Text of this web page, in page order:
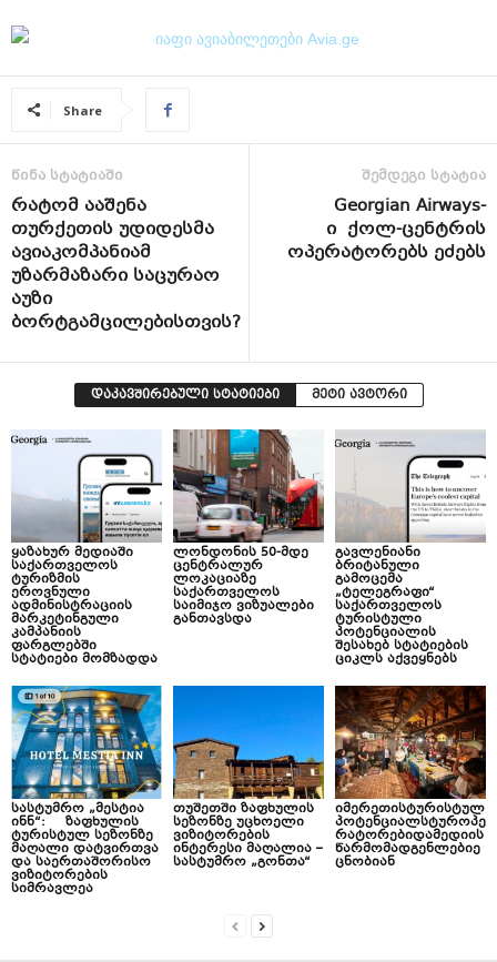
Share
წინა სტატიაში
რატომ ააშენა
თურქეთის უდიდესმა
ავიაკომპანიამ
უზარმაზარი საცურაო
აუზი
ბორტგამცილებისთვის?
შემდეგი სტატია
Georgian Airways-
ი ქოლ-ცენტრის
ოპერატორებს ეძებს
დაკავშირებული სტატიები მეტი ავტორი
ყაზახურ მედიაში
საქართველოს
ტურიზმის
ეროვნული
ადმინისტრაციის
მარკეტინგული
კამპანიის
ფარგლებში
სტატიები მომზადდა
ლონდონის 50-მდე
ცენტრალურ
ლოკაციაზე
საქართველოს
საიმიჯო ვიზუალები
განთავსდა
გავლენიანი
ბრიტანული
გამოცემა
„ტელეგრაფი“
საქართველოს
ტურისტული
პოტენციალის
შესახებ სტატიების
ციკლს აქვეყნებს
სასტუმრო „მესტია
ინნ“: ზაფხულის
ტურისტულ სეზონზე
მაღალი დატვირთვა
და საერთაშორისო
ვიზიტორების
სიმრავლეა
თუშეთში ზაფხულის
სეზონზე უცხოელი
ვიზიტორების
ინტერესი მაღალია –
სასტუმრო „გონთა“
იმერეთისტურისტულ
პოტენციალსტუროპე
რატორებიდამედიის
წარმომადგენლებიე
ცნობიან